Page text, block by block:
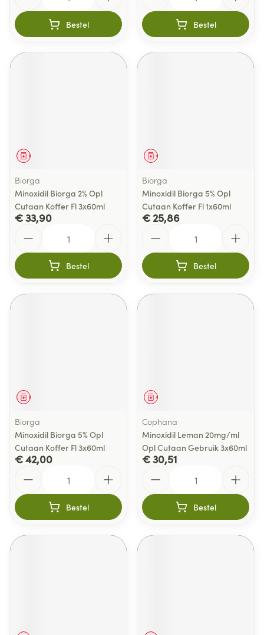
Bestel Bestel
Geneesmiddel
Biorga
Minoxidil Biorga 2% Opl
Cutaan Koffer Fl 3x60ml
€ 33,90
Bestel
Geneesmiddel
Biorga
Minoxidil Biorga 5% Opl
Cutaan Koffer Fl 1x60ml
€ 25,86
Bestel
Geneesmiddel
Biorga
Minoxidil Biorga 5% Opl
Cutaan Koffer Fl 3x60ml
€ 42,00
Bestel
Geneesmiddel
Cophana
Minoxidil Leman 20mg/ml
Opl Cutaan Gebruik 3x60ml
€ 30,51
Bestel